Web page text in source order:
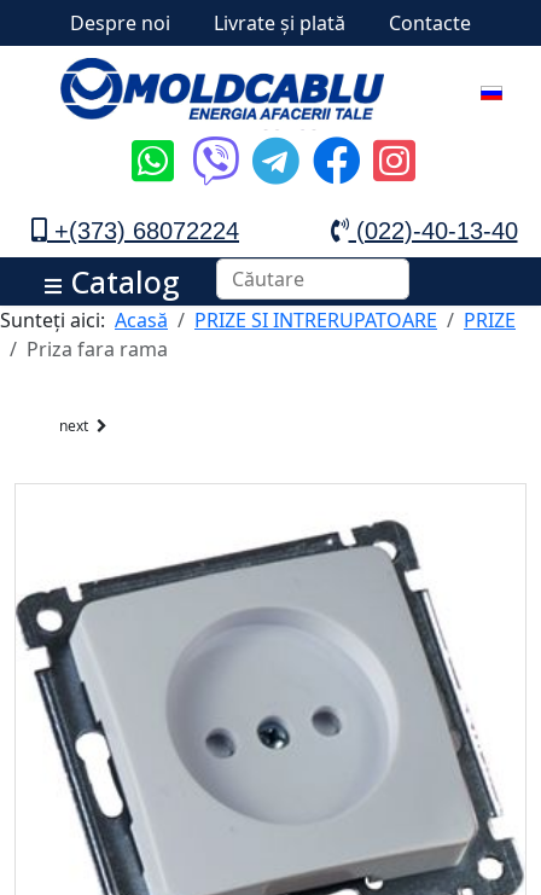
Despre noi Livrate și plată Contacte
+(373) 68072224 (022)-40-13-40
Catalog
Sunteți aici: Acasă PRIZE SI INTRERUPATOARE
PRIZE
Priza fara rama
next